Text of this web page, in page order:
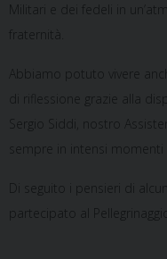
Militari e dei fedeli in
fraternità.
Abbiamo potuto vivere
di riflessione grazie alla
Sergio Siddi, nostro
sempre in intensi momenti
Di seguito i pensieri di
partecipato al Pellegrinaggio: